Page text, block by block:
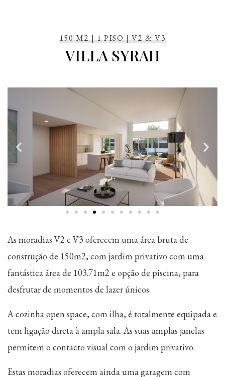
150 M2 | 1 PISO | V2 & V3
VILLA SYRAH
As moradias V2 e V3 oferecem uma área bruta de
construção de 150m2, com jardim privativo com uma
fantástica área de 103.71m2 e opção de piscina, para
desfrutar de momentos de lazer únicos.
A cozinha open space, com ilha, é totalmente equipada e
tem ligação direta à ampla sala. As suas amplas janelas
permitem o contacto visual com o jardim privativo.
Estas moradias oferecem ainda uma garagem com